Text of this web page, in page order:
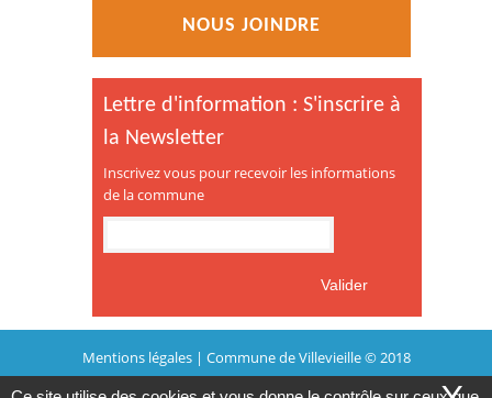
NOUS JOINDRE
Lettre d'information : S'inscrire à
la Newsletter
Inscrivez vous pour recevoir les informations
de la commune
Mentions légales | Commune de Villevieille © 2018